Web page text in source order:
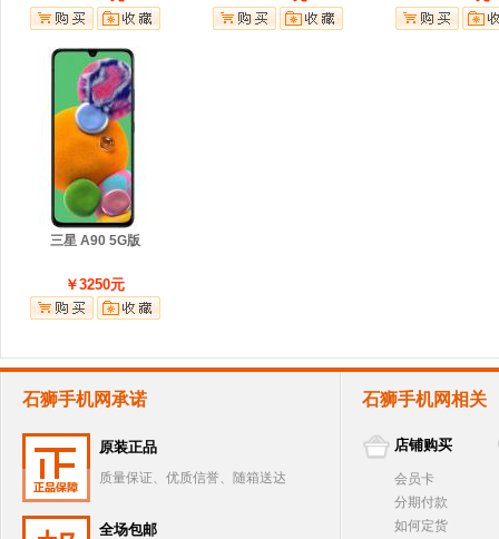
三星 A90 5G版
￥3250元
石狮手机网承诺
原装正品
质量保证、优质信誉、随箱送达
全场包邮
石狮手机网相关
店铺购买
会员卡
分期付款
如何定货